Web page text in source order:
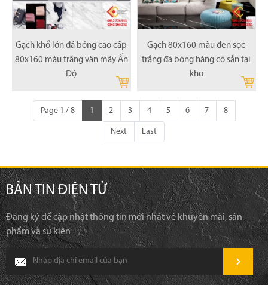
Gạch khổ lớn đá bóng cao cấp
80x160 màu trắng vân mây Ấn
Độ
Gạch 80x160 màu đen sọc
trắng đá bóng hàng có sẵn tại
kho
Page 1 / 8 1 2 3 4 5 6 7 8
Next Last
BẢN TIN ĐIỆN TỬ
Đăng ký để cập nhật thông tin mới nhất về khuyên mãi, sản
phẩm và sự kiện